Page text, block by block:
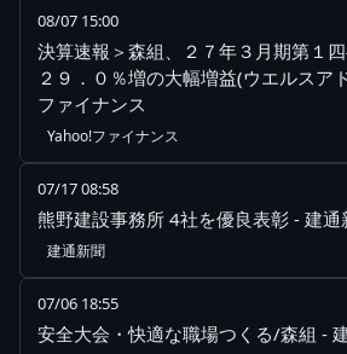
08/07 15:00
決算速報＞森組、２７年３月期第１
２９．０％増の大幅増益(ウエルスア
ファイナンス
Yahoo!ファイナンス
07/17 08:58
熊野建設事務所 4社を優良表彰 - 建通
建通新聞
07/06 18:55
安全大会・快適な職場つくる/森組 -